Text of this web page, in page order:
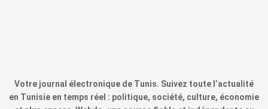
Votre journal électronique de Tunis. Suivez toute l’actualité
en Tunisie en temps réel : politique, société, culture, économie